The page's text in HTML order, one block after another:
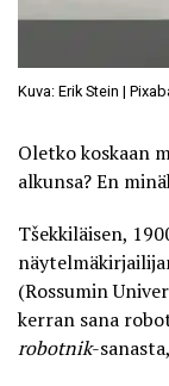
Kuva: Erik Stein |
Oletko koskaan
alkunsa? En
Tšekkiläisen,
(Rossumin
kerran sana
robotnik-